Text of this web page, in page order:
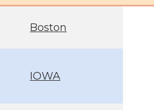
Boston
IOWA